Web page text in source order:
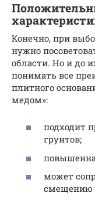
Конечно, при
нужно
области. Но и до
понимать все
плитного
медом»:
подходит
грунтов;
может
смещению